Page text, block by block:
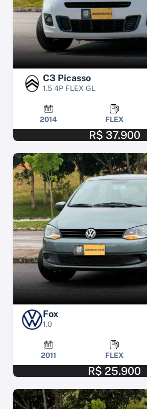
C3 Picasso
1.5 4P FLEX GL
2014 FLEX
R$ 37.900
Fox
1.0
2011 FLEX
R$ 25.900